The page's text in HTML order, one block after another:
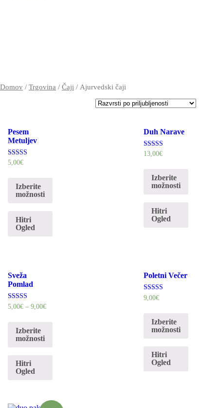
Domov / Trgovina / Čaji / Ajurvedski čaji
Pesem
Metuljev
Ocenjeno
5,00€
Izberite
možnosti
Hitri
Ogled
Duh Narave
Ocenjeno
13,00€
Izberite
možnosti
Hitri
Ogled
Sveža
Pomlad
Ocenjeno
5,00€ –9,00€
Izberite
možnosti
Hitri
Ogled
Poletni Večer
Ocenjeno
9,00€
Izberite
možnosti
Hitri
Ogled